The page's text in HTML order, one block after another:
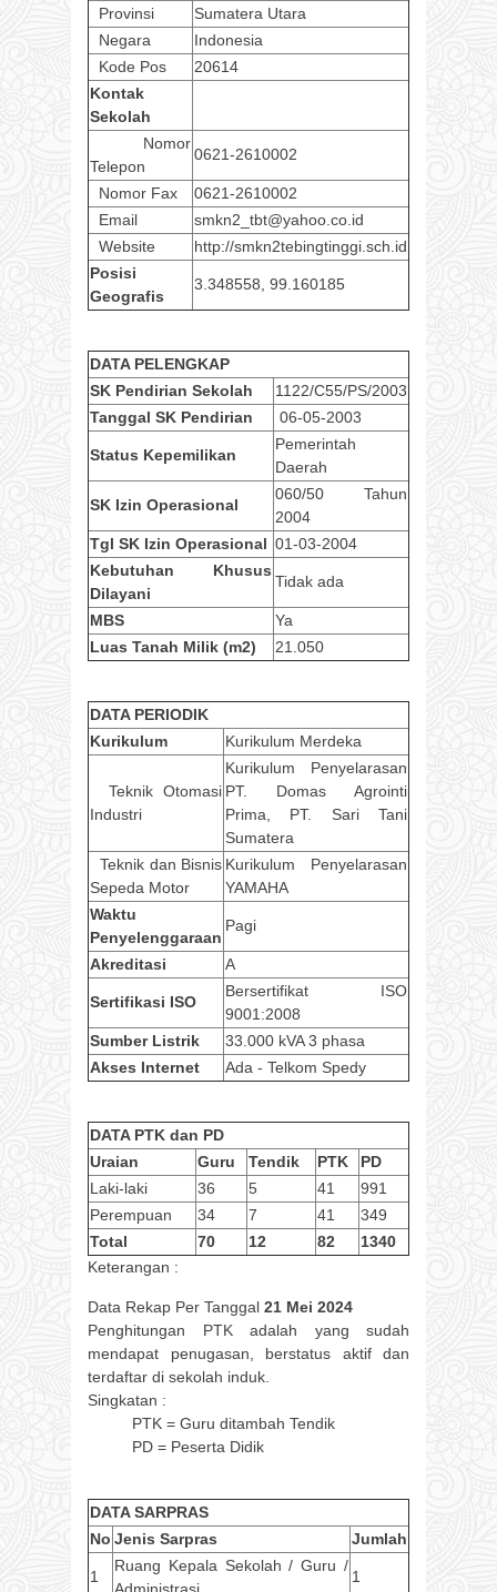
Provinsi
Sumatera Utara
Negara
Indonesia
Kode Pos
20614
Kontak
Sekolah
Nomor
Telepon
0621-2610002
Nomor Fax
0621-2610002
Email
smkn2_tbt@yahoo.co.id
Website
http://smkn2tebingtinggi.sch.id
Posisi
Geografis
3.348558, 99.160185
DATA PELENGKAP
SK Pendirian Sekolah
1122/C55/PS/2003
Tanggal SK Pendirian
06-05-2003
Status Kepemilikan
Pemerintah
Daerah
SK Izin Operasional
060/50 Tahun
2004
Tgl SK Izin Operasional 01-03-2004
Kebutuhan Khusus
Dilayani
Tidak ada
MBS
Ya
Luas Tanah Milik (m2)
21.050
DATA PERIODIK
Kurikulum
Kurikulum Merdeka
Teknik Otomasi
Industri
Kurikulum Penyelarasan
PT. Domas Agrointi
Prima, PT. Sari Tani
Sumatera
Teknik dan Bisnis
Sepeda Motor
Kurikulum Penyelarasan
YAMAHA
Waktu
Penyelenggaraan
Pagi
Akreditasi A
Sertifikasi ISO
Bersertifikat ISO
9001:2008
Sumber Listrik
33.000 kVA 3 phasa
Akses Internet
Ada - Telkom Spedy
DATA PTK dan PD
Uraian
Guru Tendik PTK
PD
Laki-laki
36 5 41
991
Perempuan
34 7 41
349
Total
70 12 82
1340
Keterangan :
Data Rekap Per Tanggal 21 Mei 2024
Penghitungan PTK adalah yang sudah
mendapat penugasan, berstatus aktif dan
terdaftar di sekolah induk.
Singkatan :
PTK = Guru ditambah Tendik
PD = Peserta Didik
DATA SARPRAS
No Jenis Sarpras Jumlah
1
Ruang Kepala Sekolah / Guru /
1